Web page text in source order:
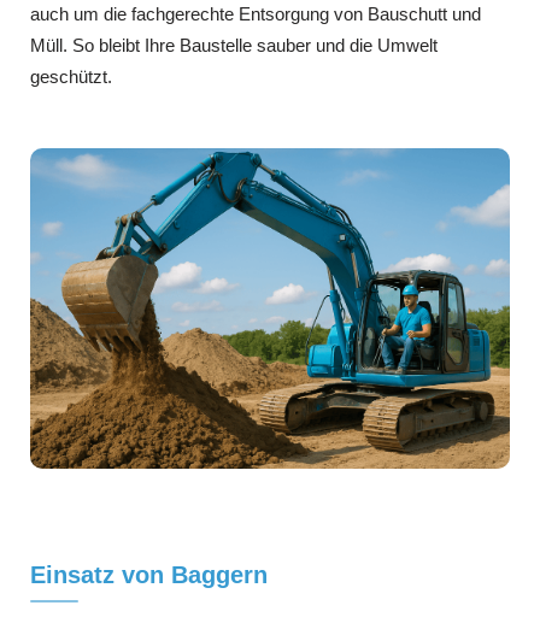
auch um die fachgerechte Entsorgung von Bauschutt und
Müll. So bleibt Ihre Baustelle sauber und die Umwelt
geschützt.
Einsatz von Baggern